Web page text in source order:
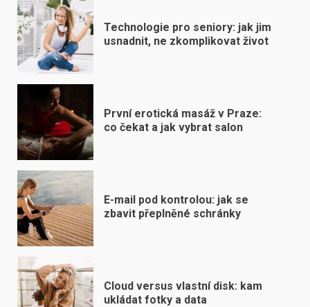
Technologie pro seniory: jak jim
usnadnit, ne zkomplikovat život
První erotická masáž v Praze:
co čekat a jak vybrat salon
E-mail pod kontrolou: jak se
zbavit přeplněné schránky
Cloud versus vlastní disk: kam
ukládat fotky a data